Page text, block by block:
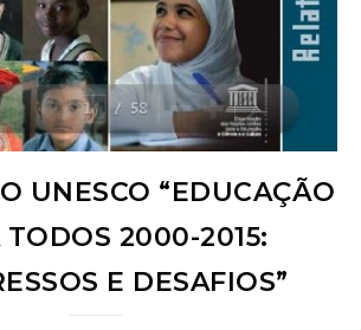
UNESCO “EDUCAÇÃO
TODOS 2000-2015:
E DESAFIOS”